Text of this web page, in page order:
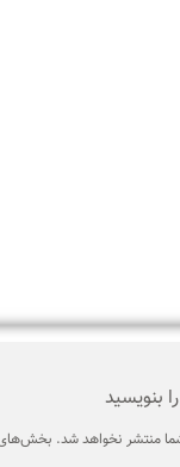
نخواهد شد.بخش‌های